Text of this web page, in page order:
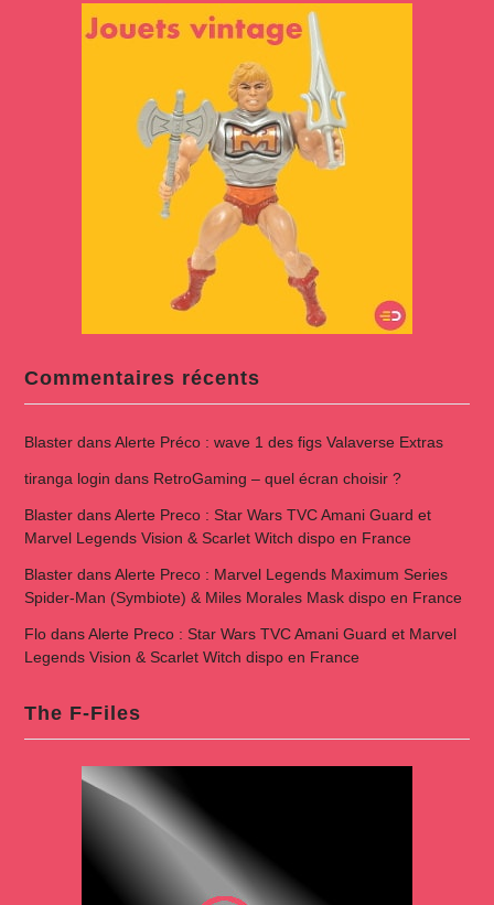
Commentaires récents
BlasterdansAlerte Préco : wave 1 des figs Valaverse Extras
tiranga login dans RetroGaming – quel écran choisir ?
BlasterdansAlerte Preco : Star Wars TVC Amani Guard et
Marvel Legends Vision & Scarlet Witch dispo en France
BlasterdansAlerte Preco : Marvel Legends Maximum Series
Spider-Man (Symbiote) & Miles Morales Mask dispo en France
FlodansAlerte Preco : Star Wars TVC Amani Guard et Marvel
Legends Vision & Scarlet Witch dispo en France
The F-Files